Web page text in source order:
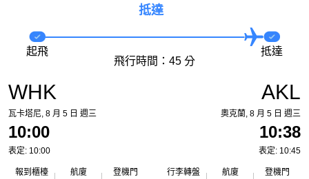
抵達
WHK
瓦卡塔尼, 8 月 5 日 週三
10:00
表定: 10:00
報到櫃檯
航廈
登機門
起飛
飛行時間：45 分
抵達
AKL
奧克蘭, 8 月 5 日 週三
10:38
表定: 10:45
行李轉盤
航廈
登機門